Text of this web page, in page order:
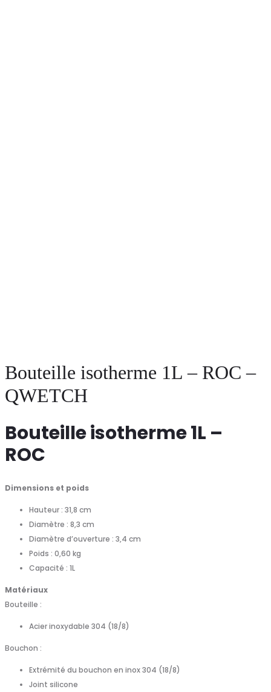
Bouteille isotherme 1L – ROC –
QWETCH
Bouteille isotherme 1L –
ROC
Dimensions et poids
Hauteur : 31,8 cm
Diamètre : 8,3 cm
Diamètre d’ouverture : 3,4 cm
Poids : 0,60 kg
Capacité : 1L
Matériaux
Bouteille :
Acier inoxydable 304 (18/8)
Bouchon :
Extrémité du bouchon en inox 304 (18/8)
Joint silicone